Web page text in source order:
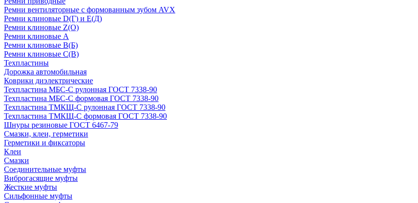
Ремни вентиляторные с формованным зубом AVX
Ремни клиновые D(Г) и Е(Д)
Ремни клиновые Z(О)
Ремни клиновые А
Ремни клиновые В(Б)
Ремни клиновые С(В)
Техпластины
Дорожка автомобильная
Коврики диэлектрические
Техпластина МБС-С рулонная ГОСТ 7338-90
Техпластина МБС-С формовая ГОСТ 7338-90
Техпластина ТМКЩ-С рулонная ГОСТ 7338-90
Техпластина ТМКЩ-С формовая ГОСТ 7338-90
Шнуры резиновые ГОСТ 6467-79
Смазки, клеи, герметики
Герметики и фиксаторы
Клеи
Смазки
Соединительные муфты
Виброгасящие муфты
Жесткие муфты
Сильфонные муфты